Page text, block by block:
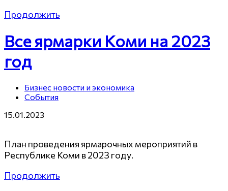
Продолжить
Все ярмарки Коми на 2023
год
Бизнес новости и экономика
События
15.01.2023
План проведения ярмарочных мероприятий в
Республике Коми в 2023 году.
Продолжить